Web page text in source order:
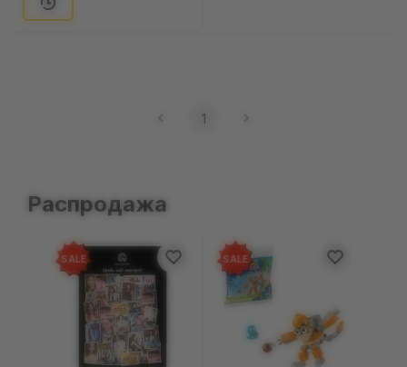
1
Распродажа
SALE SALE